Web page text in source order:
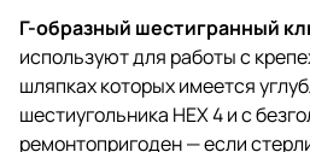
Г-образный шестигранный
используют для работы с
шляпках которых имеется
шестиугольника HEX 4 и с
ремонтопригоден — если